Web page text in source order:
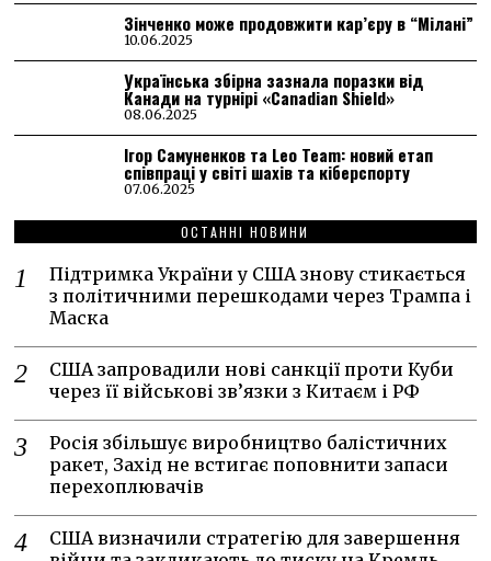
Зінченко може продовжити кар’єру в “Мілані”
10.06.2025
Українська збірна зазнала поразки від
Канади на турнірі «Canadian Shield»
08.06.2025
Ігор Самуненков та Leo Team: новий етап
співпраці у світі шахів та кіберспорту
07.06.2025
ОСТАННІ НОВИНИ
Підтримка України у США знову стикається
з політичними перешкодами через Трампа і
Маска
США запровадили нові санкції проти Куби
через її військові зв’язки з Китаєм і РФ
Росія збільшує виробництво балістичних
ракет, Захід не встигає поповнити запаси
перехоплювачів
США визначили стратегію для завершення